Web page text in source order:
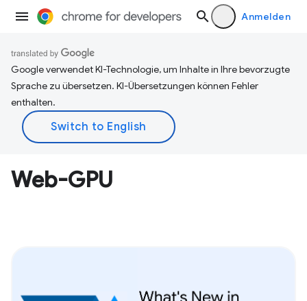
Anmelden
Google verwendet KI-Technologie, um Inhalte in Ihre bevorzugte
Sprache zu übersetzen. KI-Übersetzungen können Fehler
enthalten.
Web-GPU